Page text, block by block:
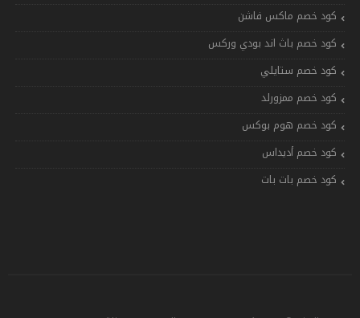
كود خصم ماكس فاشن
كود خصم باث اند بودي وركس
كود خصم ستايلي
كود خصم ممزورلد
كود خصم هوم بوكس
كود خصم أديداس
كود خصم بات بات